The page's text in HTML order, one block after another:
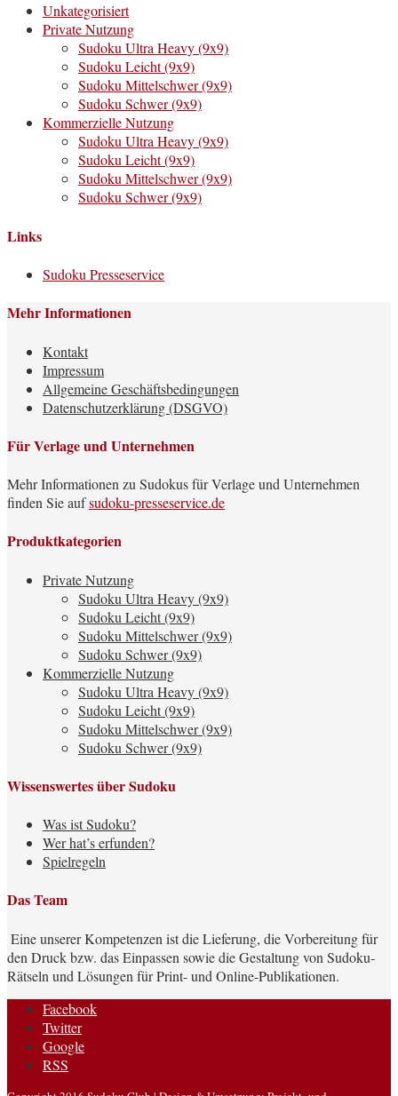
Unkategorisiert
Private Nutzung
Sudoku Ultra Heavy (9x9)
Sudoku Leicht (9x9)
Sudoku Mittelschwer (9x9)
Sudoku Schwer (9x9)
Kommerzielle Nutzung
Sudoku Ultra Heavy (9x9)
Sudoku Leicht (9x9)
Sudoku Mittelschwer (9x9)
Sudoku Schwer (9x9)
Links
Sudoku Presseservice
Mehr Informationen
Kontakt
Impressum
Allgemeine Geschäftsbedingungen
Datenschutzerklärung (DSGVO)
Für Verlage und Unternehmen
Mehr Informationen zu Sudokus für Verlage und Unternehmen
finden Sie aufsudoku-presseservice.de
Produktkategorien
Private Nutzung
Sudoku Ultra Heavy (9x9)
Sudoku Leicht (9x9)
Sudoku Mittelschwer (9x9)
Sudoku Schwer (9x9)
Kommerzielle Nutzung
Sudoku Ultra Heavy (9x9)
Sudoku Leicht (9x9)
Sudoku Mittelschwer (9x9)
Sudoku Schwer (9x9)
Wissenswertes über Sudoku
Was ist Sudoku?
Wer hat’s erfunden?
Spielregeln
Das Team
Eine unserer Kompetenzen ist die Lieferung, die Vorbereitung für
den Druck bzw. das Einpassen sowie die Gestaltung von Sudoku-
Rätseln und Lösungen für Print- und Online-Publikationen.
Facebook
Twitter
Google
RSS